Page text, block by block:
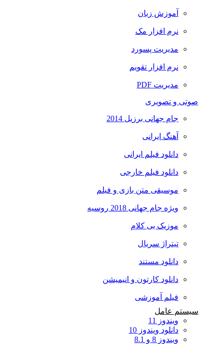
آموزش زبان
نرم افزار مک
مدیریت پسورد
نرم افزار تقویم
مدیریت PDF
صوتی و تصویری
جام جهانی برزیل 2014
آهنگ ایرانی
دانلود فیلم ایرانی
دانلود فیلم خارجی
موسیقی متن بازی و فیلم
ویژه جام جهانی 2018 روسیه
موزیک بی کلام
تیتراژ سریال
دانلود مستند
دانلود کارتون و انیمیشن
فیلم آموزشی
سیستم عامل
ویندوز 11
دانلود ویندوز 10
ویندوز 8 و 8.1